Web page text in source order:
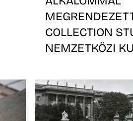
COLLECTION
NEMZETKÖZI